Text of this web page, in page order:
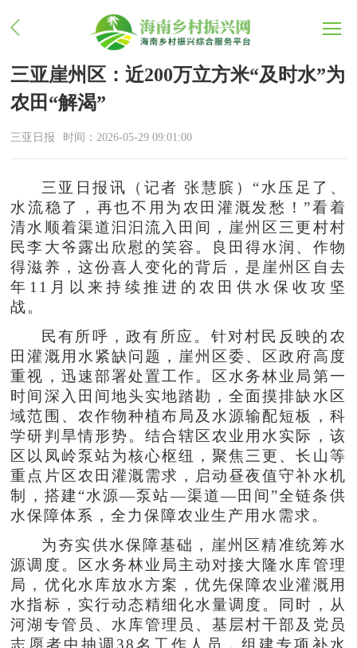
三亚崖州区：近200万立方米“及时水”为
农田“解渴”
三亚日报 时间：2026-05-29 09:01:00
三亚日报讯（记者 张慧膑）“水压足了、
水流稳了，再也不用为农田灌溉发愁！”看着
清水顺着渠道汩汩流入田间，崖州区三更村村
民李大爷露出欣慰的笑容。良田得水润、作物
得滋养，这份喜人变化的背后，是崖州区自去
年11月以来持续推进的农田供水保收攻坚
战。
民有所呼，政有所应。针对村民反映的农
田灌溉用水紧缺问题，崖州区委、区政府高度
重视，迅速部署处置工作。区水务林业局第一
时间深入田间地头实地踏勘，全面摸排缺水区
域范围、农作物种植布局及水源输配短板，科
学研判旱情形势。结合辖区农业用水实际，该
区以凤岭泵站为核心枢纽，聚焦三更、长山等
重点片区农田灌溉需求，启动昼夜值守补水机
制，搭建“水源—泵站—渠道—田间”全链条供
水保障体系，全力保障农业生产用水需求。
为夯实供水保障基础，崖州区精准统筹水
源调度。区水务林业局主动对接大隆水库管理
局，优化水库放水方案，优先保障农业灌溉用
水指标，实行动态精细化水量调度。同时，从
河湖专管员、水库管理员、基层村干部及党员